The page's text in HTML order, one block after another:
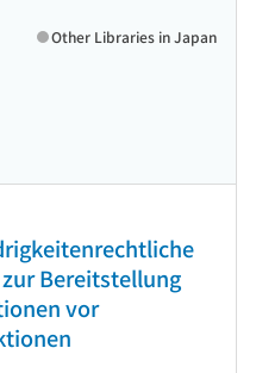
Other Libraries in Japan
Bereitstellung
vor